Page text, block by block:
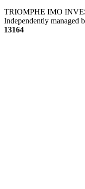
TRIOMPHE IMO
Independently
13164